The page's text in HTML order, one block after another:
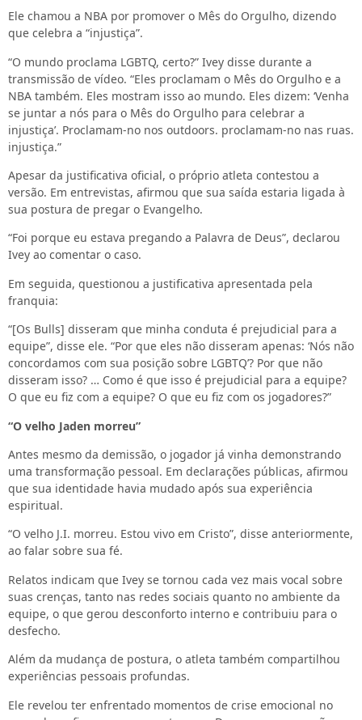
Ele chamou a NBA por promover o Mês do Orgulho, dizendo
que celebra a “injustiça”.
“O mundo proclama LGBTQ, certo?” Ivey disse durante a
transmissão de vídeo. “Eles proclamam o Mês do Orgulho e a
NBA também. Eles mostram isso ao mundo. Eles dizem: ‘Venha
se juntar a nós para o Mês do Orgulho para celebrar a
injustiça’. Proclamam-no nos outdoors. proclamam-no nas ruas.
injustiça.”
Apesar da justificativa oficial, o próprio atleta contestou a
versão. Em entrevistas, afirmou que sua saída estaria ligada à
sua postura de pregar o Evangelho.
“Foi porque eu estava pregando a Palavra de Deus”, declarou
Ivey ao comentar o caso.
Em seguida, questionou a justificativa apresentada pela
franquia:
“[Os Bulls] disseram que minha conduta é prejudicial para a
equipe”, disse ele. “Por que eles não disseram apenas: ‘Nós não
concordamos com sua posição sobre LGBTQ’? Por que não
disseram isso? … Como é que isso é prejudicial para a equipe?
O que eu fiz com a equipe? O que eu fiz com os jogadores?”
“O velho Jaden morreu”
Antes mesmo da demissão, o jogador já vinha demonstrando
uma transformação pessoal. Em declarações públicas, afirmou
que sua identidade havia mudado após sua experiência
espiritual.
“O velho J.I. morreu. Estou vivo em Cristo”, disse anteriormente,
ao falar sobre sua fé.
Relatos indicam que Ivey se tornou cada vez mais vocal sobre
suas crenças, tanto nas redes sociais quanto no ambiente da
equipe, o que gerou desconforto interno e contribuiu para o
desfecho.
Além da mudança de postura, o atleta também compartilhou
experiências pessoais profundas.
Ele revelou ter enfrentado momentos de crise emocional no